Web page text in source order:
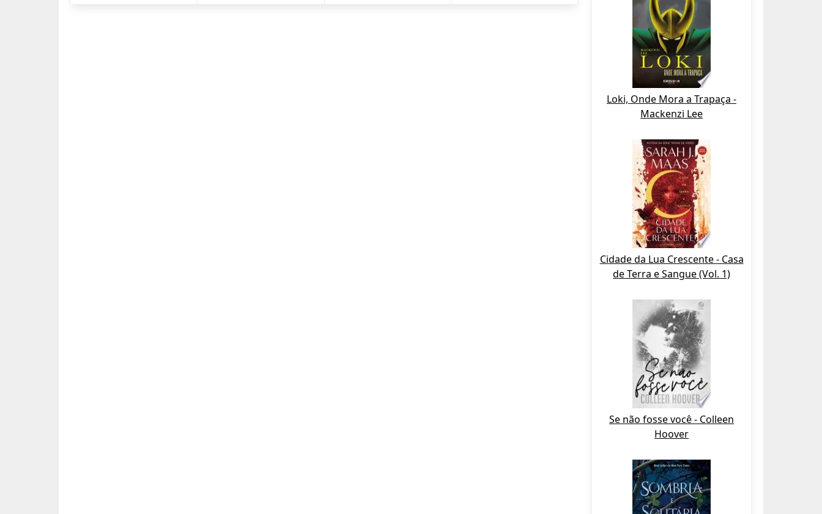
Loki, Onde Mora a Trapaça -
Mackenzi Lee
Cidade da Lua Crescente - Casa
de Terra e Sangue (Vol. 1)
Se não fosse você - Colleen
Hoover